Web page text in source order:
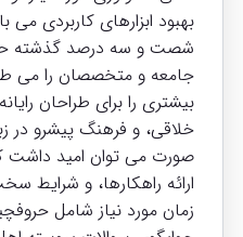
بهبود ابزارهای کاربردی می
شصت و سه درصد گذشته
جامعه و متخصصان را می
بیشتری را برای طراحان
خلاقی، و فرهنگ پیشرو در
صورت می توان امید داشت
ارائه راهکارها، و شرایط
زمان مورد نیاز شامل